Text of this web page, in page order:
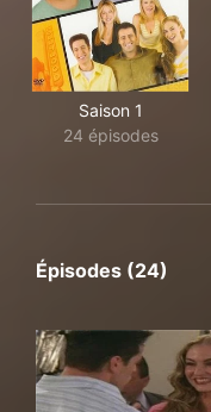
Saison 1
24 épisodes
Épisodes (24)